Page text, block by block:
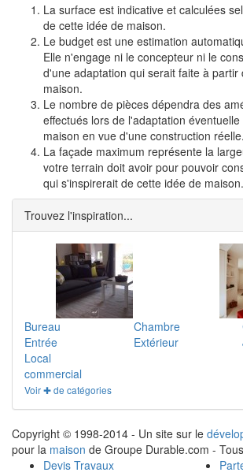
La surface est indicative et calculées
de cette idée de maison.
Le budget est une estimation
Elle n'engage ni le concepteur ni le
d'une adaptation qui serait faite à partir
maison.
Le nombre de pièces dépendra des
effectués lors de l'adaptation
maison en vue d'une construction réelle.
La façade maximum représente la
votre terrain doit avoir pour pouvoir
qui s'inspirerait de cette idée de maison.
Trouvez l'inspiration...
Bureau Chambre
Entrée
Extérieur
Local
commercial
Voir ✚ de catégories
Copyright © 1998-2014 - Un site sur le
pour la maison de Groupe Durable.com -
Devis Travaux